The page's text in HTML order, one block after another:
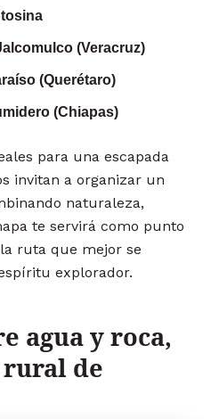
(Veracruz)
(Querétaro)
(Chiapas)
para una escapada
invitan a organizar un
naturaleza,
te servirá como punto
ruta que mejor se
explorador.
agua y roca,
rural de